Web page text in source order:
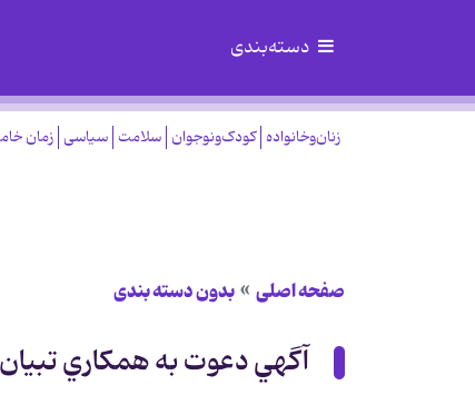
دسته‌بندی
زنان‌وخانواده کودک‌ونوجوان سلامت سیاسی زمان
صفحه اصلی بدون دسته بندی
آگهي دعوت به همکاري